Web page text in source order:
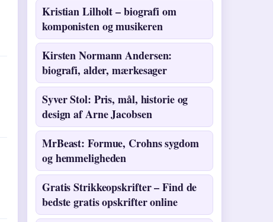
Kristian Lilholt – biografi om
komponisten og musikeren
Kirsten Normann Andersen:
biografi, alder, mærkesager
Syver Stol: Pris, mål, historie og
design af Arne Jacobsen
MrBeast: Formue, Crohns sygdom
og hemmeligheden
Gratis Strikkeopskrifter – Find de
bedste gratis opskrifter online